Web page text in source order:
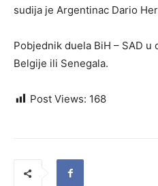
sudija je Argentinac Dario
Pobjednik duela BiH – SAD
Belgije ili Senegala.
Post Views: 168